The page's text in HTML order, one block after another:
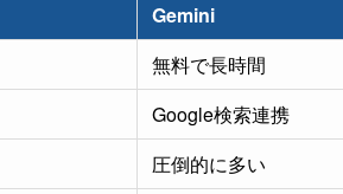
Gemini
無料で長時間
Google検索連携
圧倒的に多い